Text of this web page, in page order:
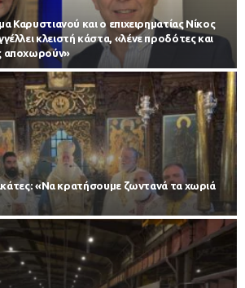
Καρυστιανού και ο επιχειρηματίας Νίκος
κλειστή κάστα, «λένε προδότες και
αποχωρούν»
«Να κρατήσουμε ζωντανά τα χωριά